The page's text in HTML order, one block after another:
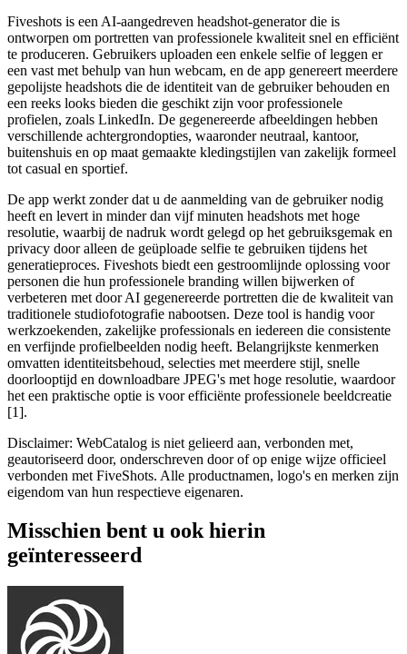
Fiveshots is een AI-aangedreven headshot-generator die is
ontworpen om portretten van professionele kwaliteit snel en efficiënt
te produceren. Gebruikers uploaden een enkele selfie of leggen er
een vast met behulp van hun webcam, en de app genereert meerdere
gepolijste headshots die de identiteit van de gebruiker behouden en
een reeks looks bieden die geschikt zijn voor professionele
profielen, zoals LinkedIn. De gegenereerde afbeeldingen hebben
verschillende achtergrondopties, waaronder neutraal, kantoor,
buitenshuis en op maat gemaakte kledingstijlen van zakelijk formeel
tot casual en sportief.
De app werkt zonder dat u de aanmelding van de gebruiker nodig
heeft en levert in minder dan vijf minuten headshots met hoge
resolutie, waarbij de nadruk wordt gelegd op het gebruiksgemak en
privacy door alleen de geüploade selfie te gebruiken tijdens het
generatieproces. Fiveshots biedt een gestroomlijnde oplossing voor
personen die hun professionele branding willen bijwerken of
verbeteren met door AI gegenereerde portretten die de kwaliteit van
traditionele studiofotografie nabootsen. Deze tool is handig voor
werkzoekenden, zakelijke professionals en iedereen die consistente
en verfijnde profielbeelden nodig heeft. Belangrijkste kenmerken
omvatten identiteitsbehoud, selecties met meerdere stijl, snelle
doorlooptijd en downloadbare JPEG's met hoge resolutie, waardoor
het een praktische optie is voor efficiënte professionele beeldcreatie
[1].
Disclaimer: WebCatalog is niet gelieerd aan, verbonden met,
geautoriseerd door, onderschreven door of op enige wijze officieel
verbonden met FiveShots. Alle productnamen, logo's en merken zijn
eigendom van hun respectieve eigenaren.
Misschien bent u ook hierin
geïnteresseerd